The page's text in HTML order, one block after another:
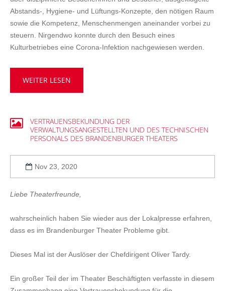
Abstands-, Hygiene- und Lüftungs-Konzepte, den nötigen Raum
sowie die Kompetenz, Menschenmengen aneinander vorbei zu
steuern. Nirgendwo konnte durch den Besuch eines
Kulturbetriebes eine Corona-Infektion nachgewiesen werden.
WEITER LESEN
VERTRAUENSBEKUNDUNG DER
VERWALTUNGSANGESTELLTEN UND DES TECHNISCHEN
PERSONALS DES BRANDENBURGER THEATERS
Nov 23, 2020
Liebe Theaterfreunde,
wahrscheinlich haben Sie wieder aus der Lokalpresse erfahren,
dass es im Brandenburger Theater Probleme gibt.
Dieses Mal ist der Auslöser der Chefdirigent Oliver Tardy.
Ein großer Teil der im Theater Beschäftigten verfasste in diesem